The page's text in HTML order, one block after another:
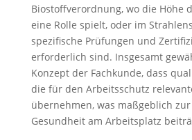
Biostoffverordnung, wo die Höhe
eine Rolle spielt, oder im
spezifische Prüfungen und
erforderlich sind. Insgesamt
Konzept der Fachkunde, dass
die für den Arbeitsschutz
übernehmen, was maßgeblich
Gesundheit am Arbeitsplatz